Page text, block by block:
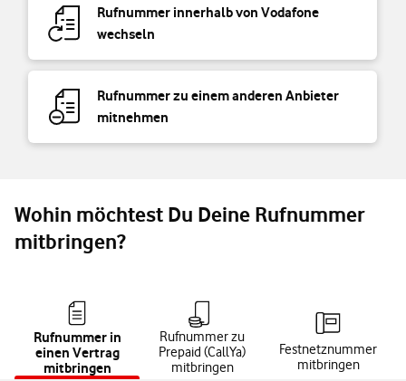
Rufnummer innerhalb von Vodafone
wechseln
Rufnummer zu einem anderen Anbieter
mitnehmen
Wohin möchtest Du Deine Rufnummer
mitbringen?
Rufnummer in
einen Vertrag
mitbringen
Rufnummer zu
Prepaid (CallYa)
mitbringen
Festnetznummer
mitbringen